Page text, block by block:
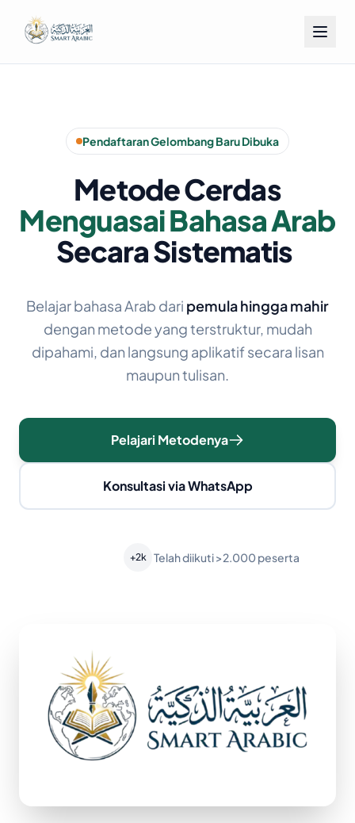
Pendaftaran Gelombang Baru Dibuka
Metode Cerdas
Menguasai Bahasa Arab
Secara Sistematis
Belajar bahasa Arab dari pemula hingga mahir
dengan metode yang terstruktur, mudah
dipahami, dan langsung aplikatif secara lisan
maupun tulisan.
Pelajari Metodenya
Konsultasi via WhatsApp
+2k Telah diikuti >2.000 peserta